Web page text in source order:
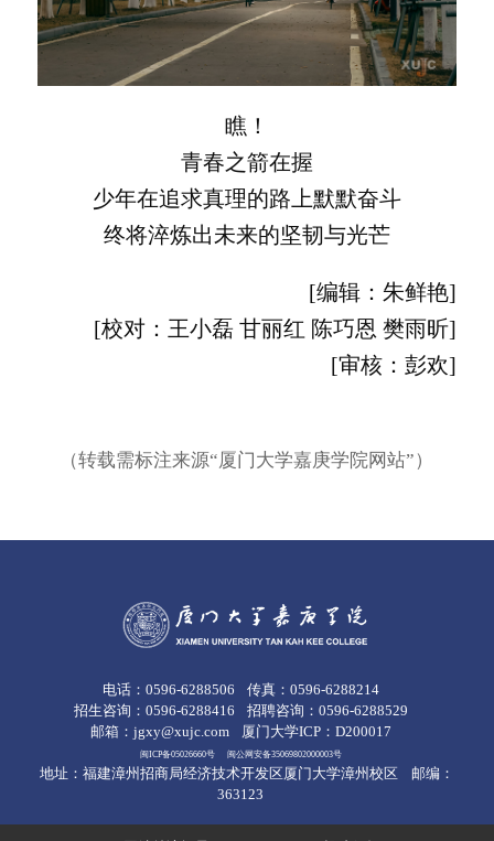
瞧！
青春之箭在握
少年在追求真理的路上默默奋斗
终将淬炼出未来的坚韧与光芒
[编辑：朱鲜艳]
[校对：王小磊 甘丽红 陈巧恩 樊雨昕]
[审核：彭欢]
（转载需标注来源“厦门大学嘉庚学院网站”）
电话：0596-6288506
传真：0596-6288214
招生咨询：0596-6288416
招聘咨询：0596-6288529
邮箱：jgxy@xujc.com
厦门大学ICP：D200017
闽ICP备05026660号 闽公网安备35069802000003号
地址：福建漳州招商局经济技术开发区厦门大学漳州校区
邮编：
363123